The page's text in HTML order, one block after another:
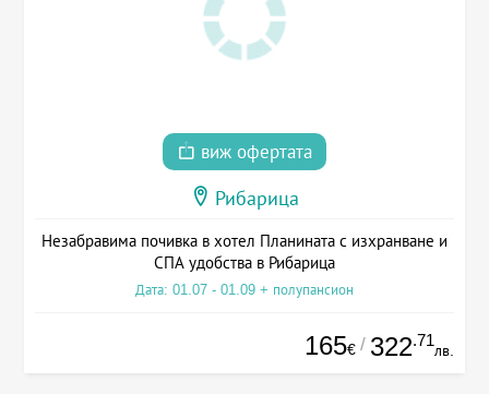
виж офертата
Рибарица
Незабравима почивка в хотел Планината с изхранване и
СПА удобства в Рибарица
Дата: 01.07 - 01.09 + полупансион
165€ / 322.71
лв.